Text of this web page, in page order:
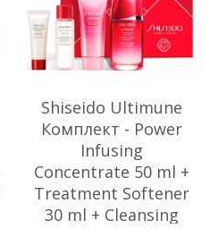
Shiseido Ultimune
Комплект - Power
Infusing
Concentrate 50 ml +
Treatment Softener
30 ml + Cleansing